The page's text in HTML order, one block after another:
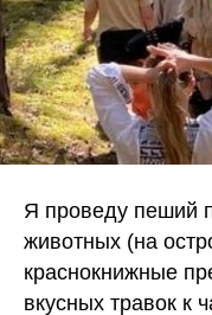
Я проведу пеший
животных (на
краснокнижные
вкусных травок к